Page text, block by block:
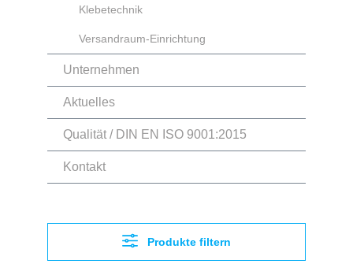
Klebetechnik
Versandraum-Einrichtung
Unternehmen
Aktuelles
Qualität / DIN EN ISO 9001:2015
Kontakt
Produkte filtern